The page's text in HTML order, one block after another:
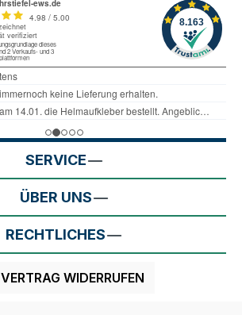
SERVICE
ÜBER UNS
RECHTLICHES
VERTRAG WIDERRUFEN